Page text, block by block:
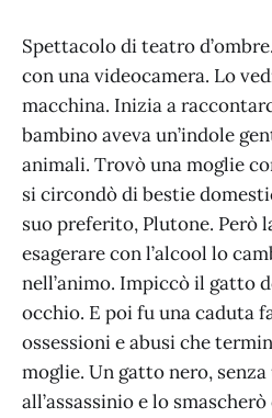
Spettacolo di teatro
con una videocamera. Lo
macchina. Inizia a
bambino aveva un’indole
animali. Trovò una moglie
si circondò di bestie
suo preferito, Plutone. Però
esagerare con l’alcool lo
nell’animo. Impiccò il gatto
occhio. E poi fu una caduta
ossessioni e abusi che
moglie. Un gatto nero,
all’assassinio e lo